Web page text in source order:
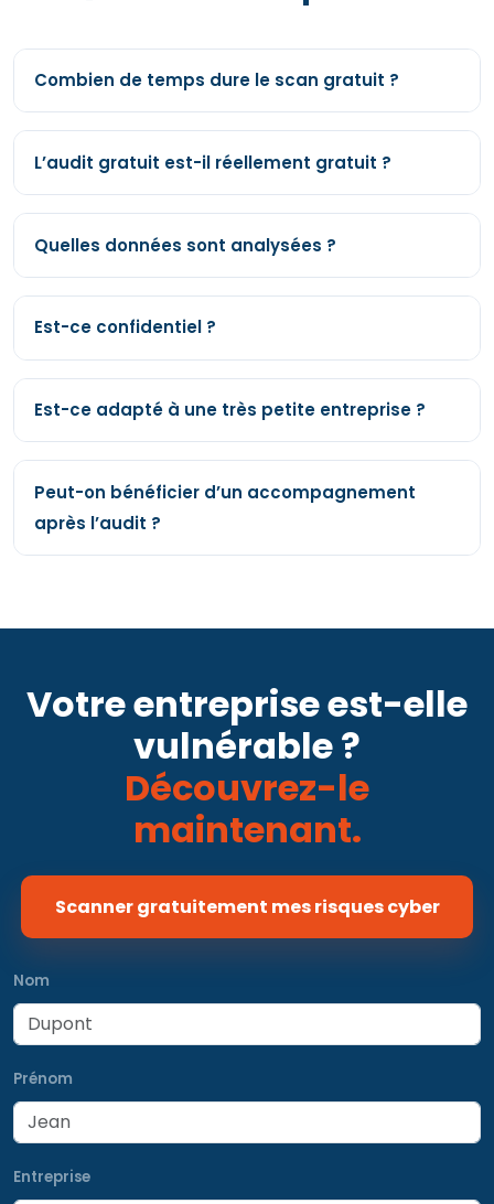
Combien de temps dure le scan gratuit ?
L’audit gratuit est-il réellement gratuit ?
Quelles données sont analysées ?
Est-ce confidentiel ?
Est-ce adapté à une très petite entreprise ?
Peut-on bénéficier d’un accompagnement
après l’audit ?
Votre entreprise est-elle
vulnérable ?
Découvrez-le
maintenant.
Scanner gratuitement mes risques cyber
Nom
Prénom
Entreprise